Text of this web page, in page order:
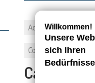
Adresse
Commune
Capacité: